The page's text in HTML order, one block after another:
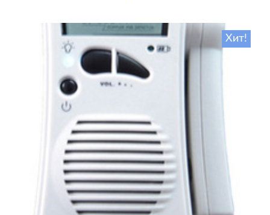
Хит!